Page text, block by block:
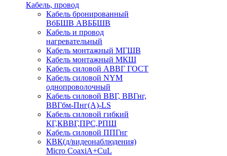
Кабель, провод
Кабель бронированный
ВбБШВ АВББШВ
Кабель и провод
нагревательный
Кабель монтажный МГШВ
Кабель монтажный МКШ
Кабель силовой АВВГ ГОСТ
Кабель силовой NYM
однопроволочный
Кабель силовой ВВГ, ВВГнг,
ВВГбм-Пнг(А)-LS
Кабель силовой гибкий
КГ,КВВГ,ПРС,РПШ
Кабель силовой ППГнг
КВК(д/видеонаблюдения)
Micro CoaxiA+CuL